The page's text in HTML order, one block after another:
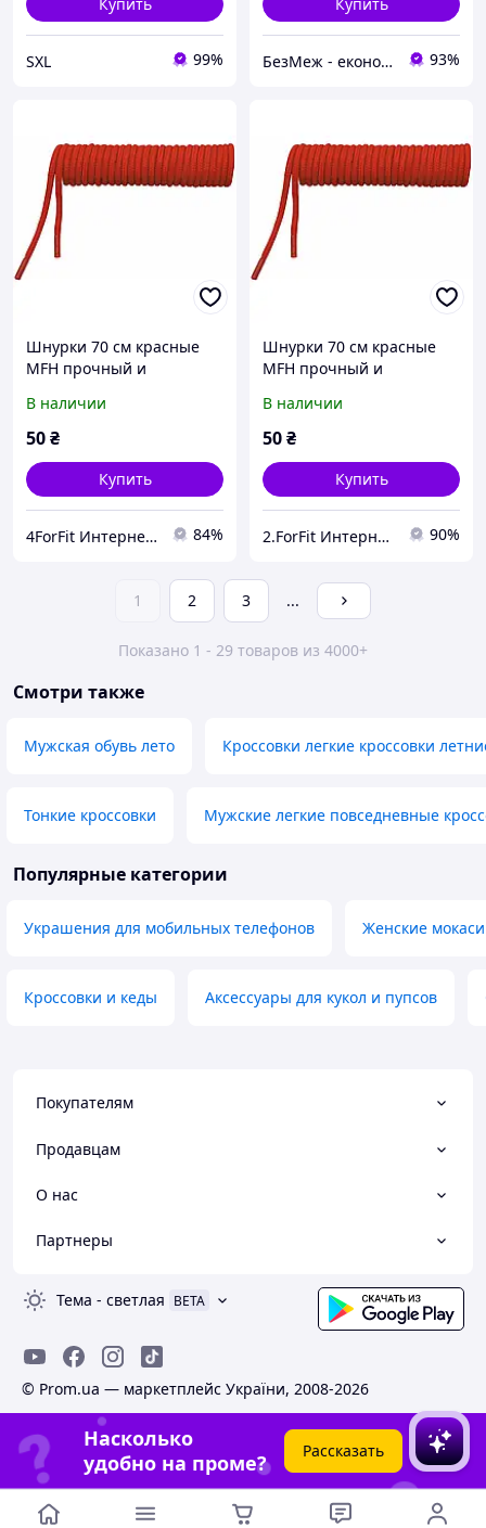
SXL 99% БезМеж - економія поруч! 93%
Шнурки 70 см красные
MFH прочный и
для тактической,
повседневной и
В наличии
50₴
Купить
4ForFit Интернет-магазин спортивных товаров 84%
Шнурки 70 см красные
MFH прочный и
для тактической,
повседневной и
В наличии
50₴
Купить
2.ForFit Интернет-магазин спортивных товаров 90%
1 2 3 ...
Показано 1 - 29 товаров из 4000+
Смотри также
Мужская обувь лето Кроссовки легкие кроссовки
Тонкие кроссовки Мужские легкие повседневные
Популярные категории
Украшения для мобильных телефонов Женские
Кроссовки и кеды Аксессуары для кукол и пупсов
Покупателям
Продавцам
О нас
Партнеры
Тема - светлая BETA
© Prom.ua — маркетплейс України, 2008-2026
Насколько
удобно на проме?
Рассказать